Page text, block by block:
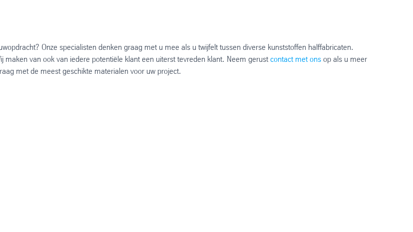
Onze specialisten denken graag met u mee als u twijfelt tussen diverse kunststoffen halffabricaten.
van ook van iedere potentiële klant een uiterst tevreden klant. Neem gerustcontact met ons op als u meer
met de meest geschikte materialen voor uw project.